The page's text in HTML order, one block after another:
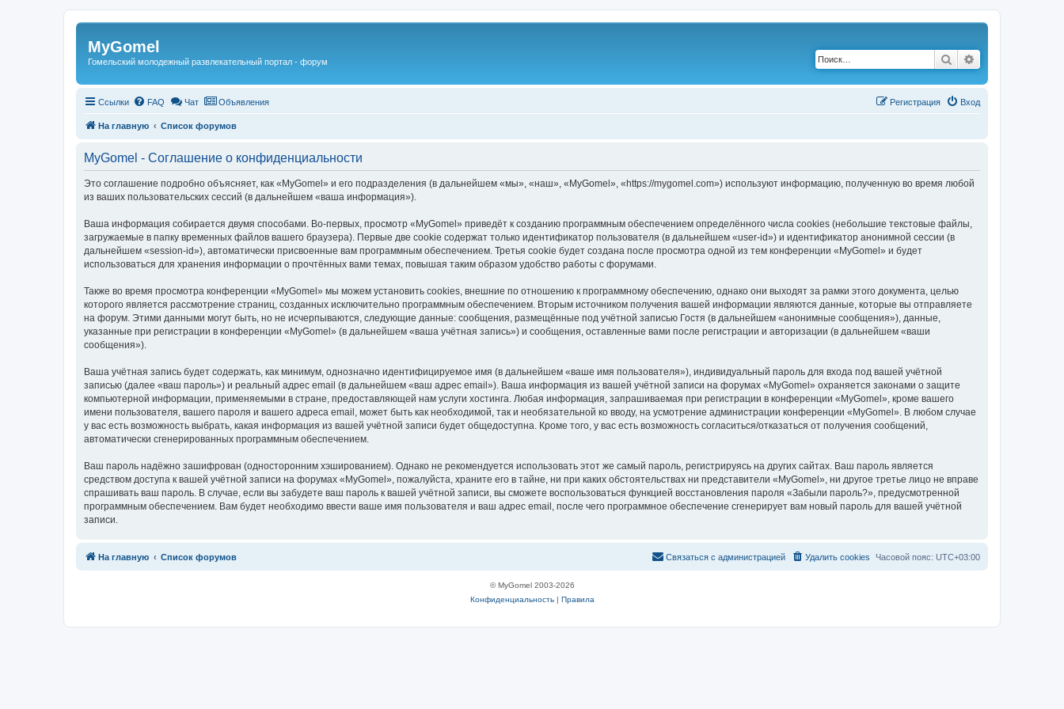
Регистрация
MyGomel
Гомельский молодежный развлекательный портал - форум Поиск
Ссылки FAQ Чат Объявления Вход
Регистрация
На главную Список форумов
MyGomel - Соглашение о конфиденциальности
Это соглашение подробно объясняет, как «MyGomel» и его подразделения (в дальнейшем «мы», «наш», «MyGomel», «https://mygomel.com») используют информацию, полученную во время любой
из ваших пользовательских сессий (в дальнейшем «ваша информация»).
Ваша информация собирается двумя способами. Во-первых, просмотр «MyGomel» приведёт к созданию программным обеспечением определённого числа cookies (небольшие текстовые файлы,
загружаемые в папку временных файлов вашего браузера). Первые две cookie содержат только идентификатор пользователя (в дальнейшем «user-id») и идентификатор анонимной сессии (в
дальнейшем «session-id»), автоматически присвоенные вам программным обеспечением. Третья cookie будет создана после просмотра одной из тем конференции «MyGomel» и будет
использоваться для хранения информации о прочтённых вами темах, повышая таким образом удобство работы с форумами.
Также во время просмотра конференции «MyGomel» мы можем установить cookies, внешние по отношению к программному обеспечению, однако они выходят за рамки этого документа, целью
которого является рассмотрение страниц, созданных исключительно программным обеспечением. Вторым источником получения вашей информации являются данные, которые вы отправляете
на форум. Этими данными могут быть, но не исчерпываются, следующие данные: сообщения, размещённые под учётной записью Гостя (в дальнейшем «анонимные сообщения»), данные,
указанные при регистрации в конференции «MyGomel» (в дальнейшем «ваша учётная запись») и сообщения, оставленные вами после регистрации и авторизации (в дальнейшем «ваши
сообщения»).
Ваша учётная запись будет содержать, как минимум, однозначно идентифицируемое имя (в дальнейшем «ваше имя пользователя»), индивидуальный пароль для входа под вашей учётной
записью (далее «ваш пароль») и реальный адрес email (в дальнейшем «ваш адрес email»). Ваша информация из вашей учётной записи на форумах «MyGomel» охраняется законами о защите
компьютерной информации, применяемыми в стране, предоставляющей нам услуги хостинга. Любая информация, запрашиваемая при регистрации в конференции «MyGomel», кроме вашего
имени пользователя, вашего пароля и вашего адреса email, может быть как необходимой, так и необязательной ко вводу, на усмотрение администрации конференции «MyGomel». В любом случае
у вас есть возможность выбрать, какая информация из вашей учётной записи будет общедоступна. Кроме того, у вас есть возможность согласиться/отказаться от получения сообщений,
автоматически сгенерированных программным обеспечением.
Ваш пароль надёжно зашифрован (односторонним хэшированием). Однако не рекомендуется использовать этот же самый пароль, регистрируясь на других сайтах. Ваш пароль является
средством доступа к вашей учётной записи на форумах «MyGomel», пожалуйста, храните его в тайне, ни при каких обстоятельствах ни представители «MyGomel», ни другое третье лицо не вправе
спрашивать ваш пароль. В случае, если вы забудете ваш пароль к вашей учётной записи, вы сможете воспользоваться функцией восстановления пароля «Забыли пароль?», предусмотренной
программным обеспечением. Вам будет необходимо ввести ваше имя пользователя и ваш адрес email, после чего программное обеспечение сгенерирует вам новый пароль для вашей учётной
записи.
На главную Список форумов Часовой пояс: UTC+03:00
Удалить cookies
Связаться с
Связаться с администрацией
© MyGomel 2003-2026
Конфиденциальность| Правила